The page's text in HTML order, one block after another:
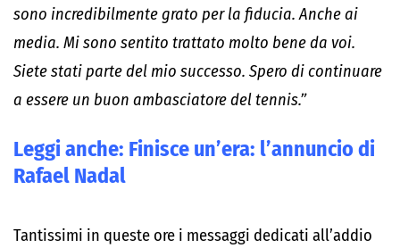
sono incredibilmente grato per la fiducia. Anche ai
media. Mi sono sentito trattato molto bene da voi.
Siete stati parte del mio successo. Spero di continuare
a essere un buon ambasciatore del tennis.”
Leggi anche: Finisce un’era: l’annuncio di
Rafael Nadal
Tantissimi in queste ore i messaggi dedicati all’addio